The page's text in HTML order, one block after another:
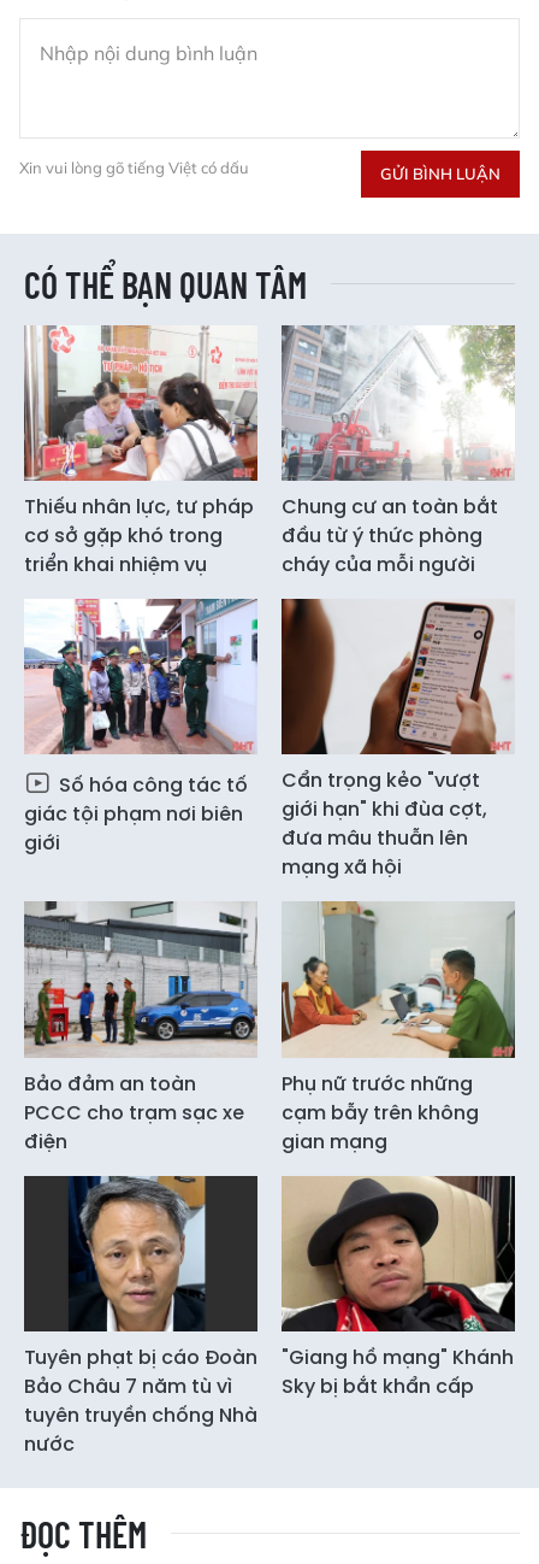
Xin vui lòng gõ tiếng Việt có dấu GỬI BÌNH LUẬN
CÓ THỂ BẠN QUAN TÂM
Thiếu nhân lực, tư pháp
cơ sở gặp khó trong
triển khai nhiệm vụ
Chung cư an toàn bắt
đầu từ ý thức phòng
cháy của mỗi người
Số hóa công tác tố
giác tội phạm nơi biên
giới
Cẩn trọng kẻo "vượt
giới hạn" khi đùa cợt,
đưa mâu thuẫn lên
mạng xã hội
Bảo đảm an toàn
PCCC cho trạm sạc xe
điện
Phụ nữ trước những
cạm bẫy trên không
gian mạng
Tuyên phạt bị cáo Đoàn
Bảo Châu 7 năm tù vì
tuyên truyền chống Nhà
nước
"Giang hồ mạng" Khánh
Sky bị bắt khẩn cấp
ĐỌC THÊM